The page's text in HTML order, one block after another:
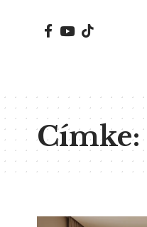
Címke: